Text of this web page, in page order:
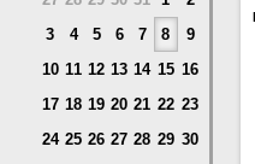
3
4 5 6 7 8
9
10 11 12 13 14 15 16
17 18 19 20 21 22 23
24 25 26 27 28 29 30